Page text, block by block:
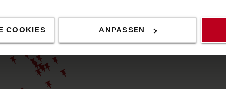
COOKIES ANPASSEN